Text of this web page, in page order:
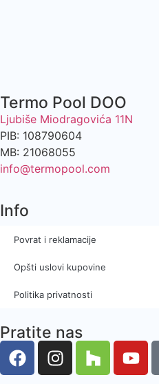
Termo Pool DOO
Ljubiše Miodragovića 11N
PIB: 108790604
MB: 21068055
info@termopool.com
Info
Povrat i reklamacije
Opšti uslovi kupovine
Politika privatnosti
Pratite nas